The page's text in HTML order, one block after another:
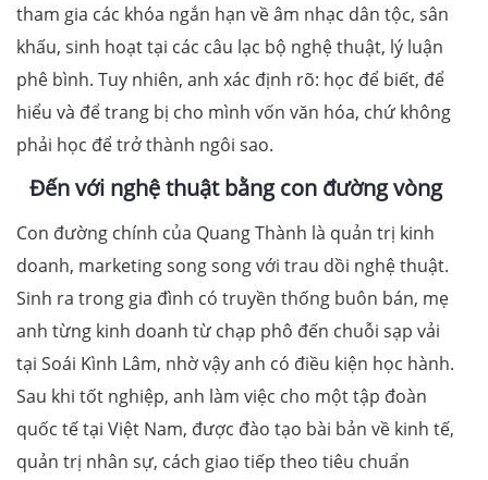
tham gia các khóa ngắn hạn về âm nhạc dân tộc, sân
khấu, sinh hoạt tại các câu lạc bộ nghệ thuật, lý luận
phê bình. Tuy nhiên, anh xác định rõ: học để biết, để
hiểu và để trang bị cho mình vốn văn hóa, chứ không
phải học để trở thành ngôi sao.
Đến với nghệ thuật bằng con đường vòng
Con đường chính của Quang Thành là quản trị kinh
doanh, marketing song song với trau dồi nghệ thuật.
Sinh ra trong gia đình có truyền thống buôn bán, mẹ
anh từng kinh doanh từ chạp phô đến chuỗi sạp vải
tại Soái Kình Lâm, nhờ vậy anh có điều kiện học hành.
Sau khi tốt nghiệp, anh làm việc cho một tập đoàn
quốc tế tại Việt Nam, được đào tạo bài bản về kinh tế,
quản trị nhân sự, cách giao tiếp theo tiêu chuẩn